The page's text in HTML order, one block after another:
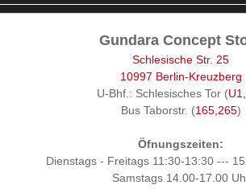
Gundara Concept
Schlesische Str. 25
10997 Berlin-Kreuzberg
U-Bhf.: Schlesisches Tor (
Bus Taborstr. (165,265)
Öfnungszeiten:
Dienstags - Freitags 11:30-13:30 ---
Samstags 14.00-17.00